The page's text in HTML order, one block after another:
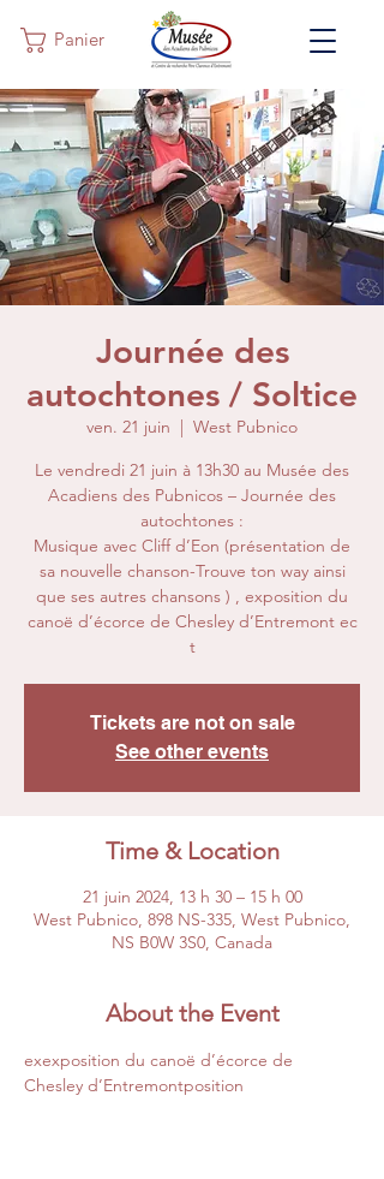
Panier
Journée des
autochtones / Soltice
ven. 21 juin
  |
West Pubnico
Le vendredi 21 juin à 13h30 au Musée des
Acadiens des Pubnicos – Journée des
autochtones :
Musique avec Cliff d’Eon (présentation de
sa nouvelle chanson-Trouve ton way ainsi
que ses autres chansons ) , exposition du
canoë d’écorce de Chesley d’Entremont ec
t
Tickets are not on sale
See other events
Time & Location
21 juin 2024, 13 h 30 – 15 h 00
West Pubnico, 898 NS-335, West Pubnico,
NS B0W 3S0, Canada
About the Event
exexposition du canoë d’écorce de
Chesley d’Entremontposition